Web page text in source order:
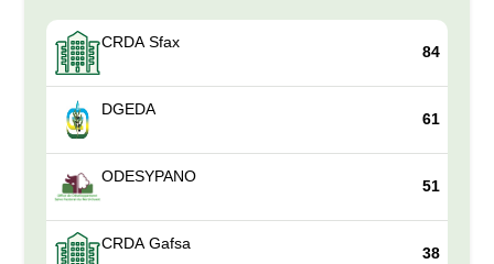
CRDA Sfax
84
DGEDA
61
ODESYPANO
51
CRDA Gafsa
38